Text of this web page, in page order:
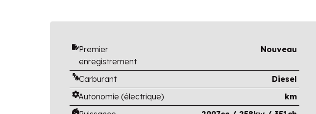
Premier
enregistrement
Nouveau
Carburant
Diesel
Autonomie (électrique)
km